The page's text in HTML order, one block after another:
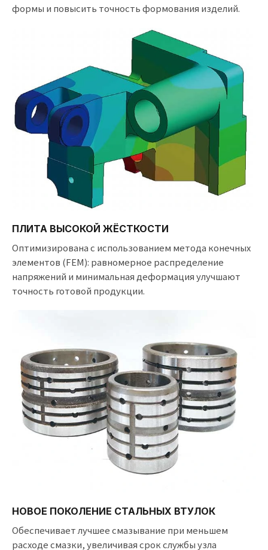
формы и повысить точность формования изделий.
ПЛИТА ВЫСОКОЙ ЖЁСТКОСТИ
Оптимизирована с использованием метода конечных
элементов (FEM): равномерное распределение
напряжений и минимальная деформация улучшают
точность готовой продукции.
НОВОЕ ПОКОЛЕНИЕ СТАЛЬНЫХ ВТУЛОК
Обеспечивает лучшее смазывание при меньшем
расходе смазки, увеличивая срок службы узла